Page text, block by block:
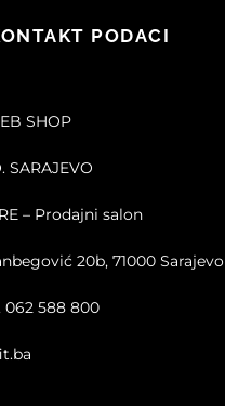
PODACI
SHOP
SARAJEVO
– Prodajni salon
20b, 71000 Sarajevo
062 588 800